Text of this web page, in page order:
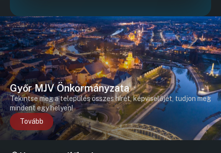
Győr MJV Önkormányzata
Tekintse meg a település összes hírét, képviselőjét, tudjon meg
mindent egy helyen!
Tovább